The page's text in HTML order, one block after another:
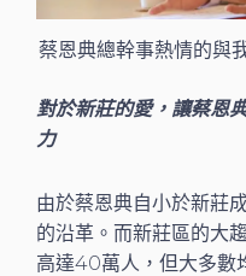
蔡恩典總幹事熱情的與
對於新莊的愛，讓蔡恩
力
由於蔡恩典自小於新莊
的沿革。而新莊區的大
高達40萬人，但大多數